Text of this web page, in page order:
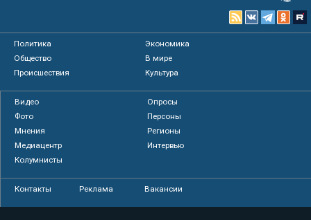
Политика
Экономика
Общество
В мире
Происшествия
Культура
Видео
Опросы
Фото
Персоны
Мнения
Регионы
Медиацентр
Интервью
Колумнисты
Контакты Реклама Вакансии